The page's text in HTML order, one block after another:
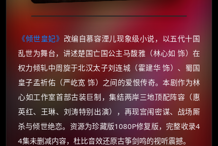
《倾世皇妃》 改编自慕容湮儿现象级小说，以五代十国
乱世为舞台，讲述楚国亡国公主马馥雅（林心如 饰）在
权力倾轧中周旋于北汉太子刘连城（霍建华 饰）、蜀国
皇子孟祈佑（严屹宽 饰）之间的爱恨传奇。本剧作为林
心如工作室首部古装巨制，集结两岸三地顶配阵容（惠
英红、王琳、刘涛特别出演），再现宫闱密谋、战场厮
杀与倾世绝恋。资源为珍藏版1080P修复版，完整收录4
4集未删减内容，杜比音效还原古筝剑鸣的视听震撼。